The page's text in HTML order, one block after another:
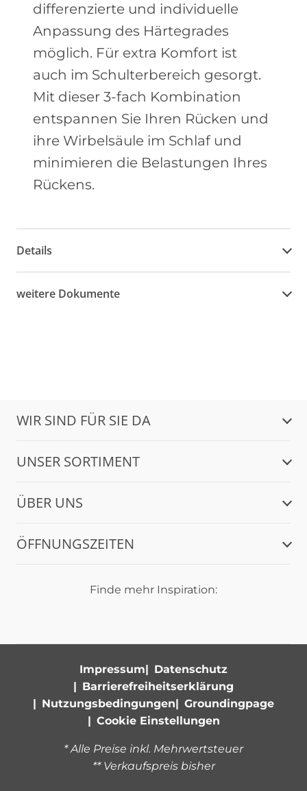
differenzierte und individuelle
Anpassung des Härtegrades
möglich. Für extra Komfort ist
auch im Schulterbereich gesorgt.
Mit dieser 3-fach Kombination
entspannen Sie Ihren Rücken und
ihre Wirbelsäule im Schlaf und
minimieren die Belastungen Ihres
Rückens.
Details
weitere Dokumente
WIR SIND FÜR SIE DA
UNSER SORTIMENT
ÜBER UNS
ÖFFNUNGSZEITEN
Finde mehr Inspiration:
Impressum
Datenschutz
Barrierefreiheitserklärung
Nutzungsbedingungen
Groundingpage
Cookie Einstellungen
* Alle Preise inkl. Mehrwertsteuer
** Verkaufspreis bisher